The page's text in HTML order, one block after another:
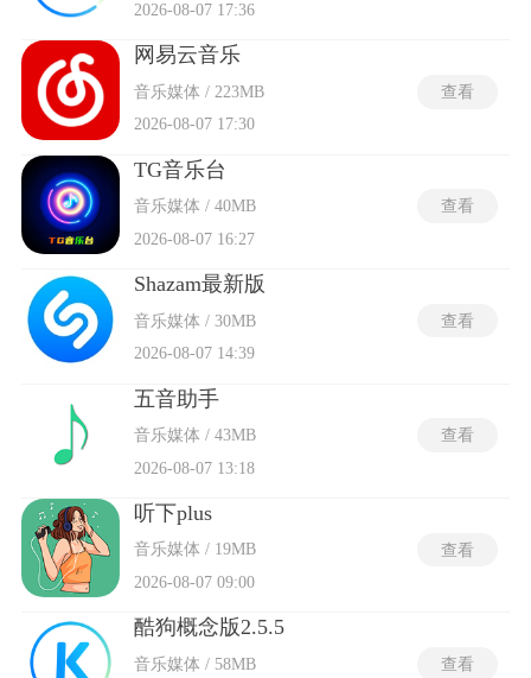
2026-08-07 17:36
网易云音乐
音乐媒体 / 223MB
2026-08-07 17:30
查看
TG音乐台
音乐媒体 / 40MB
2026-08-07 16:27
查看
Shazam最新版
音乐媒体 / 30MB
2026-08-07 14:39
查看
五音助手
音乐媒体 / 43MB
2026-08-07 13:18
查看
听下plus
音乐媒体 / 19MB
2026-08-07 09:00
查看
酷狗概念版2.5.5
音乐媒体 / 58MB
查看